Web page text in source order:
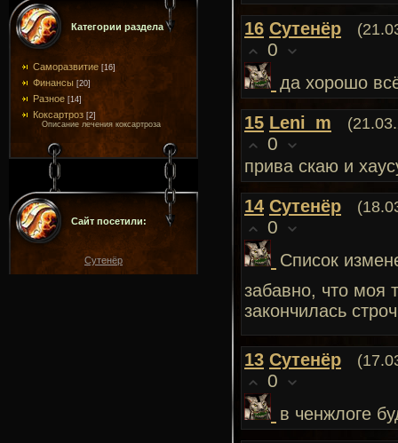
Категории раздела
Саморазвитие [16]
Финансы [20]
Разное [14]
Коксартроз [2]
Описание лечения коксартроза
Сайт посетили:
Сутенёр
16 Сутенёр
0
да хорошо
15 Leni_m
0
прива скаю и
14 Сутенёр
0
Список
забавно, что моя
закончилась
13 Сутенёр
0
в ченжлоге